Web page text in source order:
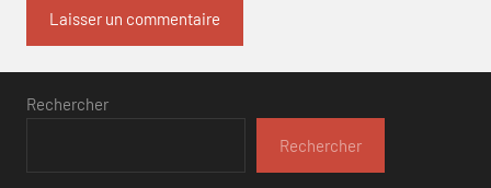
Rechercher
Rechercher